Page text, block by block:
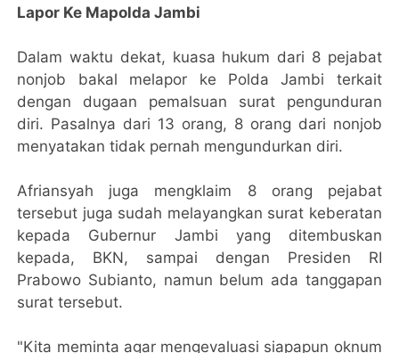
Lapor Ke Mapolda Jambi
Dalam waktu dekat, kuasa hukum dari 8 pejabat
nonjob bakal melapor ke Polda Jambi terkait
dengan dugaan pemalsuan surat pengunduran
diri. Pasalnya dari 13 orang, 8 orang dari nonjob
menyatakan tidak pernah mengundurkan diri.
Afriansyah juga mengklaim 8 orang pejabat
tersebut juga sudah melayangkan surat keberatan
kepada Gubernur Jambi yang ditembuskan
kepada, BKN, sampai dengan Presiden RI
Prabowo Subianto, namun belum ada tanggapan
surat tersebut.
"Kita meminta agar mengevaluasi siapapun oknum